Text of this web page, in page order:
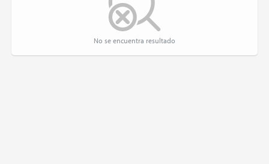
No se encuentra resultado